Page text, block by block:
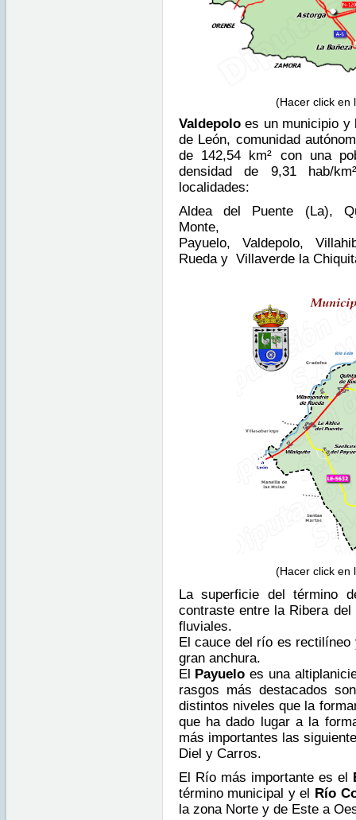
(Hacer click en
Valdepolo es un municipio y
de León, comunidad
de 142,54 km² con una
densidad de 9,31 hab/
localidades:
Aldea del Puente (La),
Monte,
Payuelo, Valdepolo,
Rueda y Villaverde la
(Hacer click en
La superficie del término
contraste entre la Ribera del
fluviales.
El cauce del río es
gran anchura.
El Payuelo es una
rasgos más destacados
distintos niveles que la
que ha dado lugar a la
más importantes las
Diel y Carros.
El Río más importante es el
término municipal y el Río
la zona Norte y de Este a